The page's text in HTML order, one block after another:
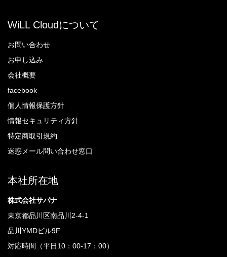
WiLL Cloudについて
お問い合わせ
お申し込み
会社概要
facebook
個人情報保護方針
情報セキュリティ方針
特定商取引規約
迷惑メール問い合わせ窓口
本社所在地
株式会社サパナ
東京都品川区南品川2-4-1
品川YMDビル9F
対応時間（平日10：00-17：00）